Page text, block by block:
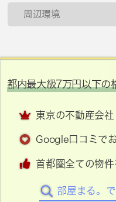
周辺環境
都内最大級7万円以下の
東京の不動産会
Google口コミで
首都圏全ての物
部屋まる。